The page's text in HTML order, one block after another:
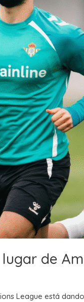
de
League está